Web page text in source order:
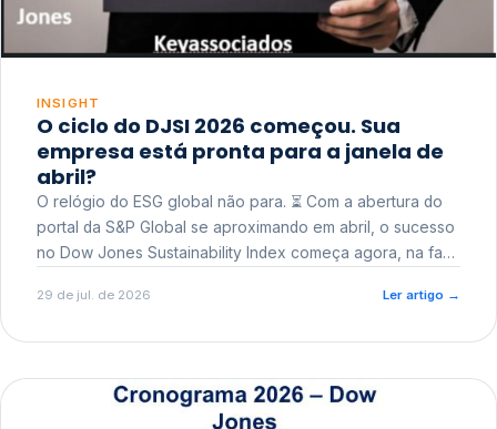
INSIGHT
O ciclo do DJSI 2026 começou. Sua
empresa está pronta para a janela de
abril?
O relógio do ESG global não para. ⏳ Com a abertura do
portal da S&P Global se aproximando em abril, o sucesso
no Dow Jones Sustainability Index começa agora, na fase
29 de jul. de 2026 Ler artigo →